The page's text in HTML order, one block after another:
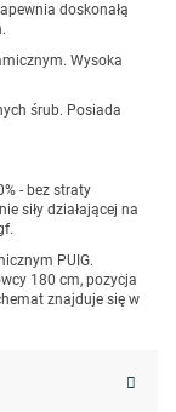
doskonałą
Wysoka
śrub. Posiada
- bez straty
siły działającej na
PUIG.
180 cm, pozycja
znajduje się w